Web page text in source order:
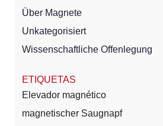
Über Magnete
Unkategorisiert
Wissenschaftliche Offenlegung
ETIQUETAS
Elevador magnético
magnetischer Saugnapf